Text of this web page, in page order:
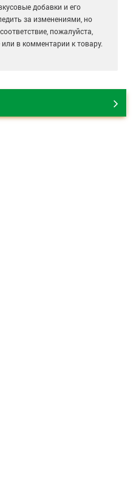
добавки и его
за изменениями, но
пожалуйста,
в комментарии к товару.